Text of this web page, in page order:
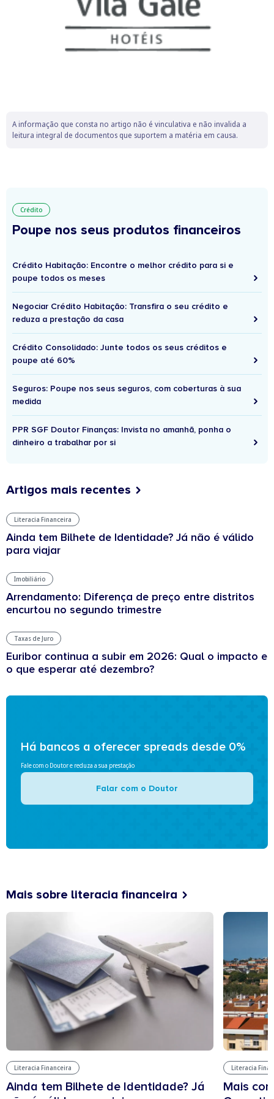
A informação que consta no artigo não é vinculativa e não invalida a
leitura integral de documentos que suportem a matéria em causa.
Crédito
Poupe nos seus produtos financeiros
Crédito Habitação: Encontre o melhor crédito para si e
poupe todos os meses
Negociar Crédito Habitação: Transfira o seu crédito e
reduza a prestação da casa
Crédito Consolidado: Junte todos os seus créditos e
poupe até 60%
Seguros: Poupe nos seus seguros, com coberturas à sua
medida
PPR SGF Doutor Finanças: Invista no amanhã, ponha o
dinheiro a trabalhar por si
Artigos mais recentes
Literacia Financeira
Ainda tem Bilhete de Identidade? Já não é válido
para viajar
Imobiliário
Arrendamento: Diferença de preço entre distritos
encurtou no segundo trimestre
Taxas de Juro
Euribor continua a subir em 2026: Qual o impacto e
o que esperar até dezembro?
Há bancos a oferecer spreads desde 0%
Fale com o Doutor e reduza a sua prestação
Falar com o Doutor
Mais sobre literacia financeira
Literacia Financeira
Ainda tem Bilhete de Identidade? Já
Literacia
Mais